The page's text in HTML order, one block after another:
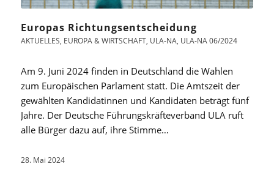
Europas Richtungsentscheidung
AKTUELLES, EUROPA & WIRTSCHAFT, ULA-NA, ULA-NA 06/2024
Am 9. Juni 2024 finden in Deutschland die Wahlen
zum Europäischen Parlament statt. Die Amtszeit der
gewählten Kandidatinnen und Kandidaten beträgt fünf
Jahre. Der Deutsche Führungskräfteverband ULA ruft
alle Bürger dazu auf, ihre Stimme…
28. Mai 2024